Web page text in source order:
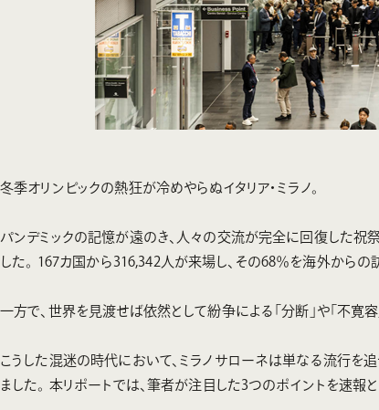
冬季オリンピックの熱狂が冷めやらぬイタリア・ミラノ。
パンデミックの記憶が遠のき、人々の交流が完全に回復した祝
した。 167カ国から316,342人が来場し、その68％を海外から
一方で、世界を見渡せば依然として紛争による「分断」や「不寛
こうした混迷の時代において、ミラノサローネは単なる流行を
ました。 本リポートでは、筆者が注目した3つのポイントを速報と